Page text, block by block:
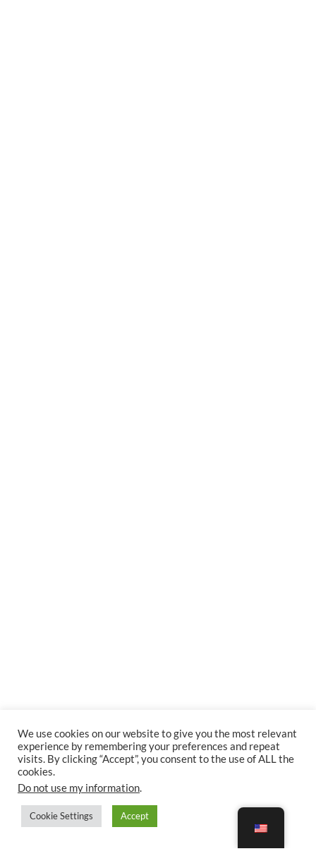
We use cookies on our website to give you the most relevant
experience by remembering your preferences and repeat
visits. By clicking “Accept”, you consent to the use of ALL the
cookies.
Do not use my information.
Cookie Settings Accept